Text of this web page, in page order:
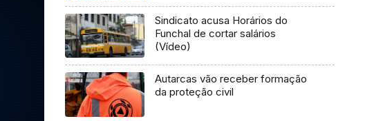
Sindicato acusa Horários do
Funchal de cortar salários
(Vídeo)
Autarcas vão receber formação
da proteção civil